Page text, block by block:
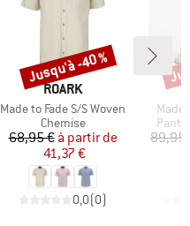
MARQUE
ROARK
Article
Made to Fade S/S Woven
Product group
Chemise
Prix
68,95 € Prix réduit
à partir de
41,37 €
0,0(0)
Remise
Jusqu'à -40 %
Article
Made
89,95